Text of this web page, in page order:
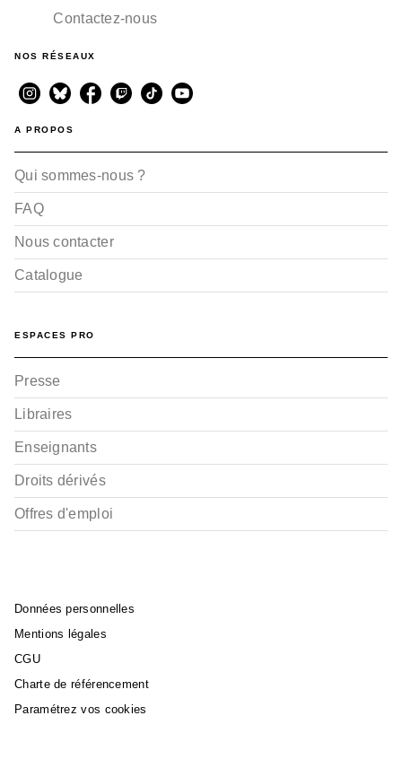
Contactez-nous
NOS RÉSEAUX
A PROPOS
Qui sommes-nous ?
FAQ
Nous contacter
Catalogue
ESPACES PRO
Presse
Libraires
Enseignants
Droits dérivés
Offres d'emploi
Données personnelles
Mentions légales
CGU
Charte de référencement
Paramétrez vos cookies